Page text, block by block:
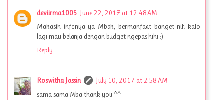
deviirma1005 June 22, 2017 at 12:48 AM
Makasih infonya ya Mbak, bermanfaat banget nih kalo
lagi mau belanja dengan budget ngepas hihi :)
Reply
Roswitha Jassin
July 10, 2017 at 2:58 AM
sama sama Mba thank you ^^